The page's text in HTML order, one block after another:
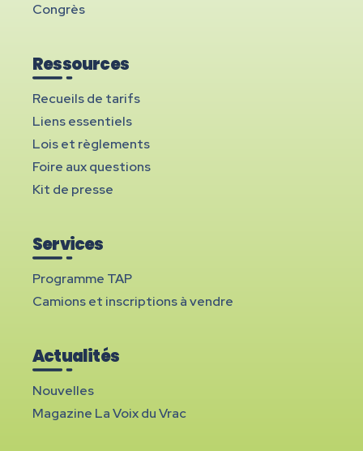
Congrès
Ressources
Recueils de tarifs
Liens essentiels
Lois et règlements
Foire aux questions
Kit de presse
Services
Programme TAP
Camions et inscriptions à vendre
Actualités
Nouvelles
Magazine La Voix du Vrac